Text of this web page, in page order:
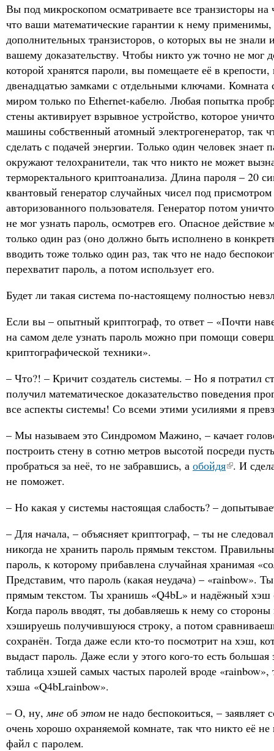
Вы под микроскопом осматриваете все транзисторы на
что ваши математические гарантии к нему
дополнительных транзисторов, о которых вы не
вашему доказательству. Чтобы никто уж точно не мог
которой хранятся пароли, вы помещаете её в крепости,
двенадцатью замками с отдельными ключами.
миром только по Ethernet-кабелю. Любая попытка
стены активирует взрывное устройство, которое
машины собственный атомный электрогенератор, так
сделать с подачей энергии. Только один человек знает
окружают телохранители, так что никто не может
терморектального криптоанализа. Длина пароля – 20
квантовый генератор случайных чисел под
авторизованного пользователя. Генератор потом
не мог узнать пароль, осмотрев его. Опасное
только один раз (оно должно быть исполнено в
вводить тоже только один раз, так что не надо
перехватит пароль, а потом использует его.
Будет ли такая система по-настоящему полностью
Если вы – опытный криптограф, то ответ – «Почти
на самом деле узнать пароль можно при помощи
криптографической техники».
– Что?! – Кричит создатель системы. – Но я потратил
получил математическое доказательство поведения
все аспекты системы! Со всеми этими усилиями я
– Мы называем это Синдромом Мажино, – качает
построить стену в сотню метров высотой посреди
пробраться за неё, то не забравшись, а обойдя . И
не поможет.
– Но какая у системы настоящая слабость? –
– Для начала, – объясняет криптограф, – ты не
никогда не хранить пароль прямым текстом.
пароль, к которому прибавлена случайная хранимая
Представим, что пароль (какая неудача) – «rainbow».
прямым текстом. Ты хранишь «Q4bL» и надёжный хэш
Когда пароль вводят, ты добавляешь к нему со
хэшируешь получившуюся строку, а потом
сохранён. Тогда даже если кто-то посмотрит на хэш,
выдаст пароль. Даже если у этого кого-то есть большая
таблица хэшей самых частых паролей вроде «rainbow»,
хэша «Q4bLrainbow».
– О, ну, мне об этом не надо беспокоиться, –
очень хорошо охраняемой комнате, так что никто её не
файл с паролем.